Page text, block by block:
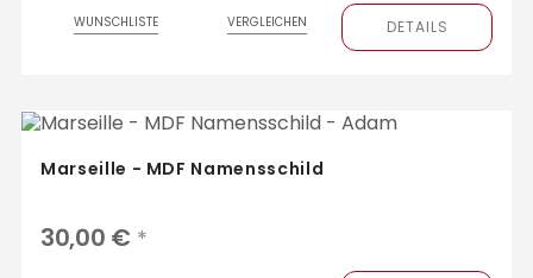
WUNSCHLISTE VERGLEICHEN DETAILS
Marseille - MDF Namensschild
30,00 € *